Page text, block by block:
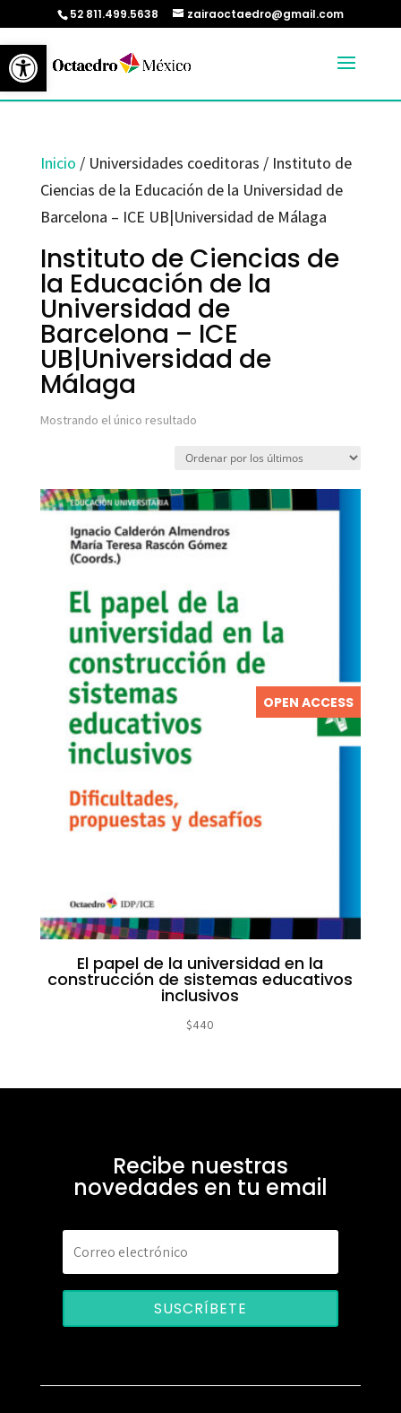
Abrir barra de herramientas
52 811.499.5638 zairaoctaedro@gmail.com
Inicio / Universidades coeditoras / Instituto de
Ciencias de la Educación de la Universidad de
Barcelona – ICE UB|Universidad de Málaga
Instituto de Ciencias de
la Educación de la
Universidad de
Barcelona – ICE
UB|Universidad de
Málaga
Mostrando el único resultado
OPEN ACCESS
El papel de la universidad en la
construcción de sistemas educativos
inclusivos
$440
Recibe nuestras
novedades en tu email
SUSCRÍBETE